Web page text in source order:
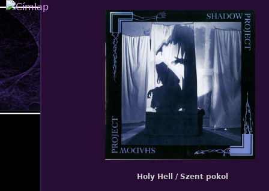
Jump to navigation
Holy Hell / Szent pokol